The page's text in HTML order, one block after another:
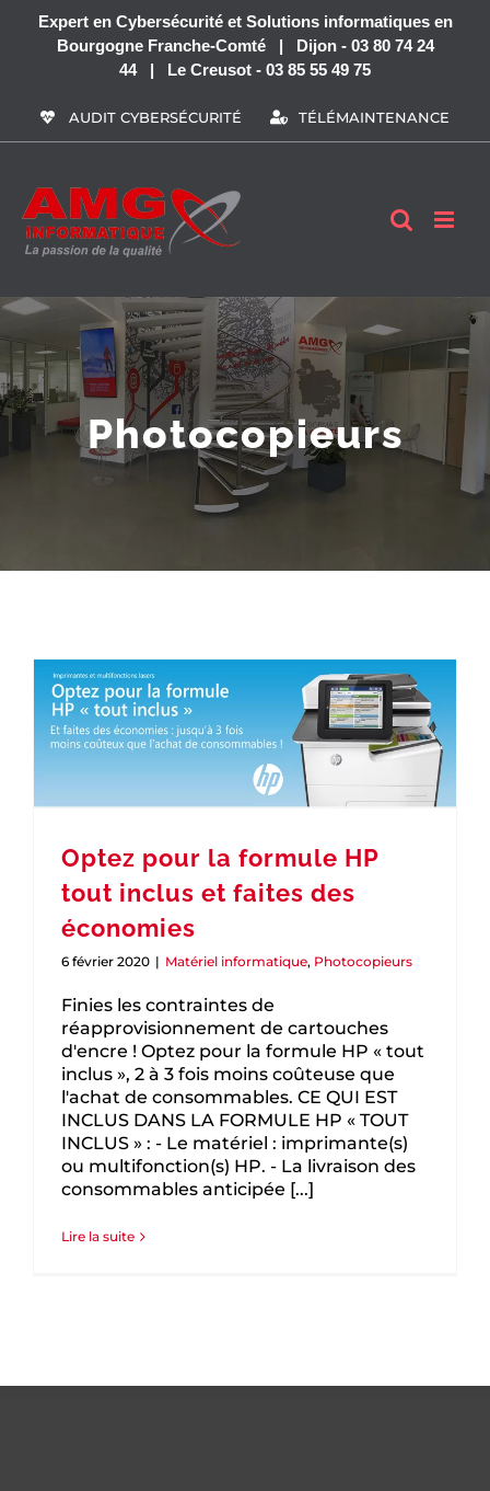
Passer
contenu
Expert en Cybersécurité et Solutions informatiques en
Bourgogne Franche-Comté | Dijon - 03 80 74 24
44 | Le Creusot - 03 85 55 49 75
AUDIT CYBERSÉCURITÉ TÉLÉMAINTENANCE
Photocopieurs
Optez pour la formule HP
tout inclus et faites des
économies
6 février 2020 | Matériel informatique, Photocopieurs
Finies les contraintes de
réapprovisionnement de cartouches
d'encre ! Optez pour la formule HP « tout
inclus », 2 à 3 fois moins coûteuse que
l'achat de consommables. CE QUI EST
INCLUS DANS LA FORMULE HP « TOUT
INCLUS » : - Le matériel : imprimante(s)
ou multifonction(s) HP. - La livraison des
consommables anticipée [...]
Lire la suite